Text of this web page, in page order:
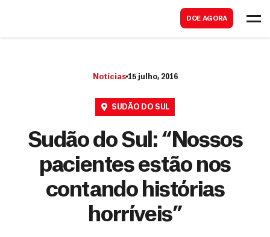
DOE AGORA
r
Notícias 15 julho, 2016
SUDÃO DO SUL
Sudão do Sul: “Nossos
pacientes estão nos
contando histórias
horríveis”
a
r